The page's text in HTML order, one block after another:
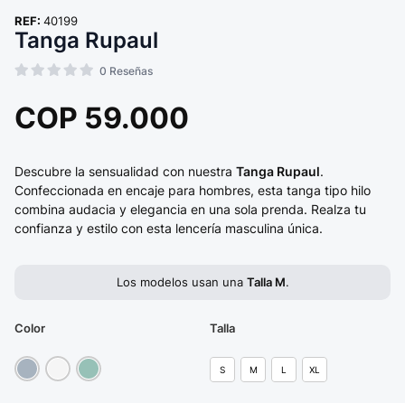
REF: 40199
Tanga Rupaul
0 Reseñas
COP 59.000
Descubre la sensualidad con nuestra Tanga Rupaul.
Confeccionada en encaje para hombres, esta tanga tipo hilo
combina audacia y elegancia en una sola prenda. Realza tu
confianza y estilo con esta lencería masculina única.
Los modelos usan una Talla M.
Color Talla
S M L XL